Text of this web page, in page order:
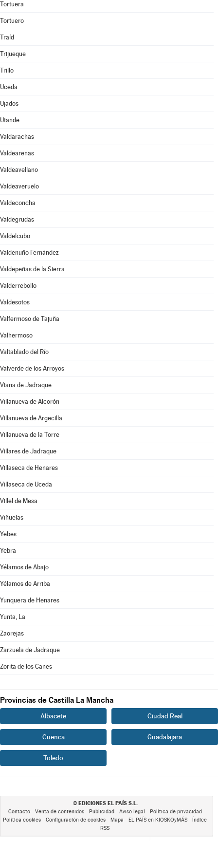
Tortuera
Tortuero
Traíd
Trijueque
Trillo
Uceda
Ujados
Utande
Valdarachas
Valdearenas
Valdeavellano
Valdeaveruelo
Valdeconcha
Valdegrudas
Valdelcubo
Valdenuño Fernández
Valdepeñas de la Sierra
Valderrebollo
Valdesotos
Valfermoso de Tajuña
Valhermoso
Valtablado del Río
Valverde de los Arroyos
Viana de Jadraque
Villanueva de Alcorón
Villanueva de Argecilla
Villanueva de la Torre
Villares de Jadraque
Villaseca de Henares
Villaseca de Uceda
Villel de Mesa
Viñuelas
Yebes
Yebra
Yélamos de Abajo
Yélamos de Arriba
Yunquera de Henares
Yunta, La
Zaorejas
Zarzuela de Jadraque
Zorita de los Canes
Provincias de Castilla La Mancha
Albacete Ciudad Real
Cuenca Guadalajara
Toledo
© EDICIONES EL PAÍS S.L.
Contacto Venta de contenidos Publicidad Aviso legal
Política de privacidad
Política cookies
Configuración de cookies Mapa EL PAÍS en KIOSKOyMÁS
Índice
RSS